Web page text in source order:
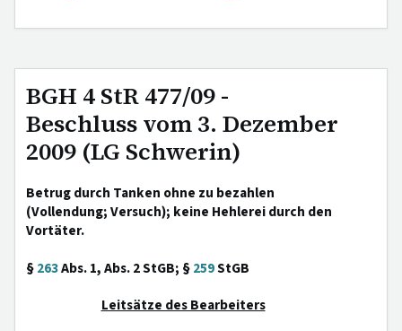
BGH 4 StR 477/09 -
Beschluss vom 3. Dezember
2009 (LG Schwerin)
Betrug durch Tanken ohne zu bezahlen
(Vollendung; Versuch); keine Hehlerei durch den
Vortäter.
§263Abs. 1, Abs. 2 StGB; §259StGB
Leitsätze des Bearbeiters